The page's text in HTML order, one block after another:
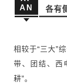
AN
各有
相较于“三大”
带、团结、西
耕”。